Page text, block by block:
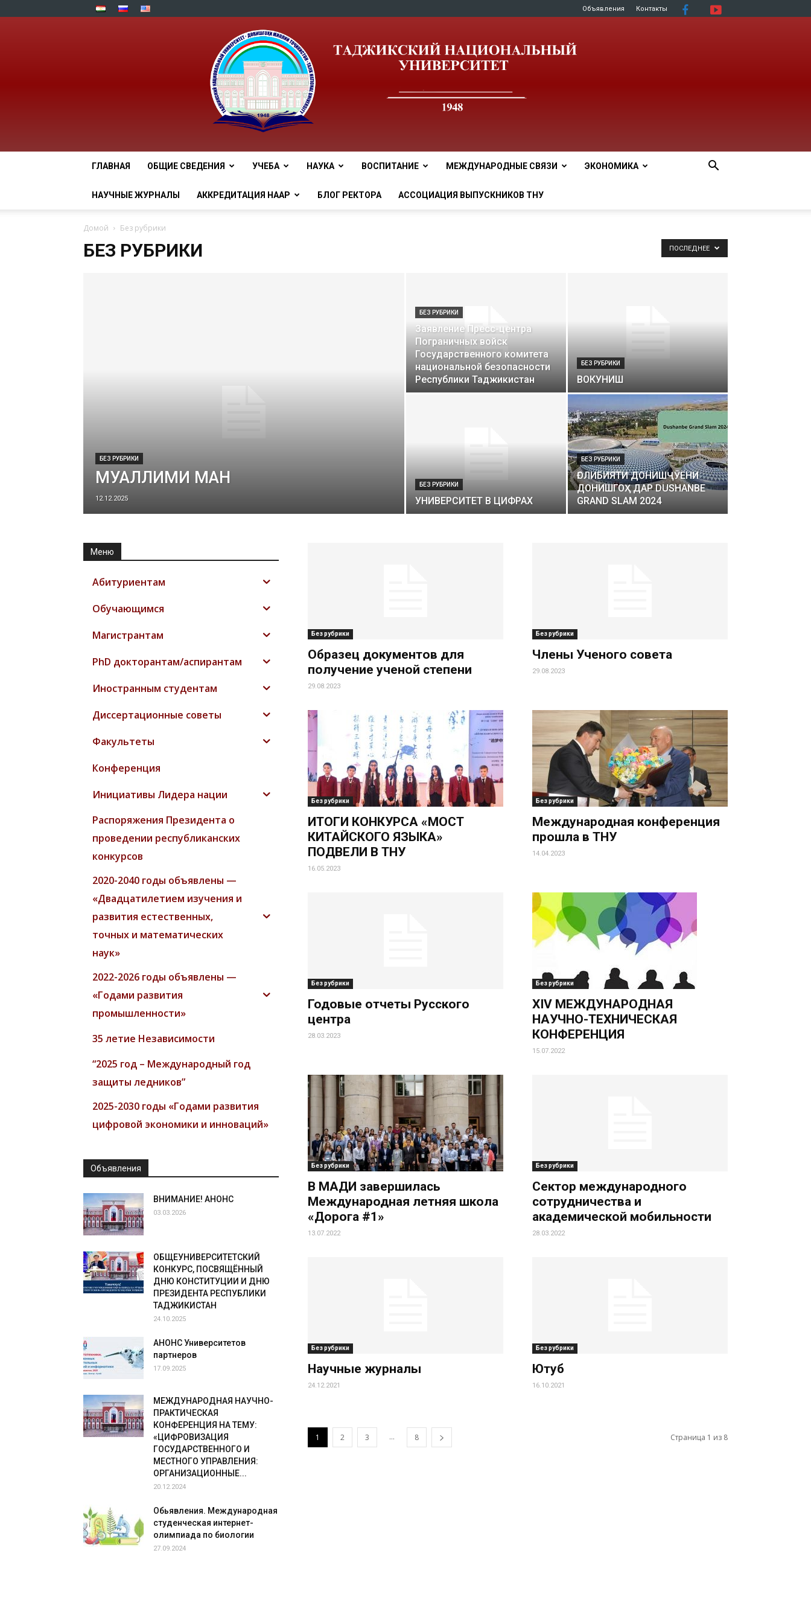
Объявления Контакты
tnu
ГЛАВНАЯ ОБЩИЕ СВЕДЕНИЯ УЧЕБА НАУКА ВОСПИТАНИЕ МЕЖДУНАРОДНЫЕ СВЯЗИ ЭКОНОМИКА
НАУЧНЫЕ ЖУРНАЛЫ АККРЕДИТАЦИЯ НААР БЛОГ РЕКТОРА АССОЦИАЦИЯ ВЫПУСКНИКОВ ТНУ
Домой Без рубрики
БЕЗ РУБРИКИ ПОСЛЕДНЕЕ
БЕЗ РУБРИКИ
МУАЛЛИМИ МАН
12.12.2025
БЕЗ РУБРИКИ
Заявление Пресс-центра
Пограничных войск
Государственного комитета
национальной безопасности
Республики Таджикистан
БЕЗ РУБРИКИ
ВОКУНИШ
БЕЗ РУБРИКИ
УНИВЕРСИТЕТ В ЦИФРАХ
БЕЗ РУБРИКИ
ҒОЛИБИЯТИ ДОНИШҶӮЁНИ
ДОНИШГОҲ ДАР DUSHANBE
GRAND SLAM 2024
Без рубрики
Образец документов для
получение ученой степени
29.08.2023
Без рубрики
Члены Ученого совета
29.08.2023
Без рубрики
ИТОГИ КОНКУРСА «МОСТ
КИТАЙСКОГО ЯЗЫКА»
ПОДВЕЛИ В ТНУ
16.05.2023
Без рубрики
Международная конференция
прошла в ТНУ
14.04.2023
Без рубрики
Годовые отчеты Русского
центра
28.03.2023
Без рубрики
XIV МЕЖДУНАРОДНАЯ
НАУЧНО-ТЕХНИЧЕСКАЯ
КОНФЕРЕНЦИЯ
15.07.2022
Без рубрики
В МАДИ завершилась
Международная летняя школа
«Дорога #1»
13.07.2022
Без рубрики
Сектор международного
сотрудничества и
академической мобильности
28.03.2022
Без рубрики
Научные журналы
24.12.2021
Без рубрики
Ютуб
16.10.2021
1 2 3 ... 8 Страница 1 из 8
Меню
Абитуриентам
Обучающимся
Магистрантам
PhD докторантам/аспирантам
Иностранным студентам
Диссертационные советы
Факультеты
Конференция
Инициативы Лидера нации
Распоряжения Президента о
проведении республиканских
конкурсов
2020-2040 годы объявлены —
«Двадцатилетием изучения и
развития естественных,
точных и математических
наук»
2022-2026 годы объявлены —
«Годами развития
промышленности»
35 летие Независимости
“2025 год – Международный год
защиты ледников”
2025-2030 годы «Годами развития
цифровой экономики и инноваций»
Объявления
ВНИМАНИЕ! АНОНС
03.03.2026
ОБЩЕУНИВЕРСИТЕТСКИЙ
КОНКУРС, ПОСВЯЩЁННЫЙ
ДНЮ КОНСТИТУЦИИ И ДНЮ
ПРЕЗИДЕНТА РЕСПУБЛИКИ
ТАДЖИКИСТАН
24.10.2025
АНОНС Университетов
партнеров
17.09.2025
МЕЖДУНАРОДНАЯ НАУЧНО-
ПРАКТИЧЕСКАЯ
КОНФЕРЕНЦИЯ НА ТЕМУ:
«ЦИФРОВИЗАЦИЯ
ГОСУДАРСТВЕННОГО И
МЕСТНОГО УПРАВЛЕНИЯ:
ОРГАНИЗАЦИОННЫЕ...
20.12.2024
Обьявления. Международная
студенческая интернет-
олимпиада по биологии
27.09.2024